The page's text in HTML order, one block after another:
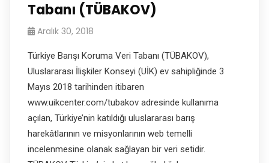
Tabanı (TÜBAKOV)
Aralık 30, 2018
Türkiye Barışı Koruma Veri Tabanı (TÜBAKOV),
Uluslararası İlişkiler Konseyi (UİK) ev sahipliğinde 3
Mayıs 2018 tarihinden itibaren
www.uikcenter.com/tubakov adresinde kullanıma
açılan, Türkiye’nin katıldığı uluslararası barış
harekâtlarının ve misyonlarının web temelli
incelenmesine olanak sağlayan bir veri setidir.